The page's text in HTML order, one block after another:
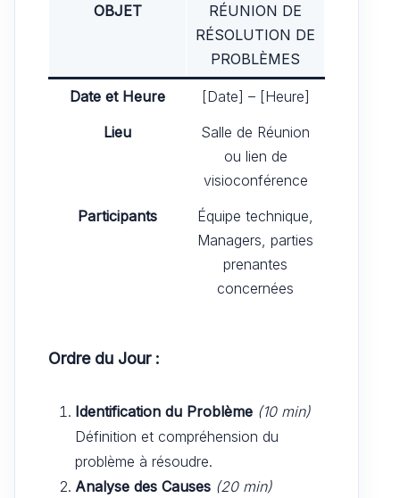
OBJET
RÉUNION DE
RÉSOLUTION DE
PROBLÈMES
Date et Heure
[Date] – [Heure]
Lieu
Salle de Réunion
ou lien de
visioconférence
Participants
Équipe technique,
Managers, parties
prenantes
concernées
Ordre du Jour :
Identification du Problème (10 min)
Définition et compréhension du
problème à résoudre.
Analyse des Causes (20 min)